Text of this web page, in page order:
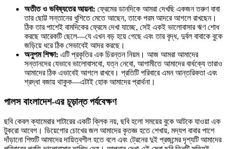
অতীত ও ভবিষ্যতের আয়না: ফ্রেমের ডানদিকে আমরা দেখছি একজন তরুণ বাবা
তার ছোট্ট সন্তানের খুশিতে মেতে আছেন, তাকে পরম আদরে আগলে রাখছেন।
ঠিক তার পাশেই বামদিকের ফ্রেমে দেখা যাচ্ছে, সেই একই ভালোবাসার ঋণ শোধ
করছে আরেকটি ছেলে—যে এখন বড় হয়ে গেছে এবং তার বৃদ্ধ, দুর্বল বাবাকে বুকে
জড়িয়ে ধরে ঠিক সেভাবেই আদর করছে।
অনুপম শিক্ষা: এটি প্রকৃতির এক চিরন্তন নিয়ম। আজ আমরা আমাদের
সন্তানদের যেভাবে ভালোবাসবো, যত্ন নেবো, আগামীতে আমাদের বার্ধক্যে তারাও
আমাদের ঠিক এভাবেই আগলে রাখবে। প্রতিটি পরিবারে এমন আন্তরিকতা এবং
শ্রদ্ধা বজায় থাকুক—এটাই হোক আমাদের প্রার্থনা।
পালস বাংলাদেশ-এর চূড়ান্ত পর্যবেক্ষণ
ছবি কেবল ক্যামেরার শাটারের একটি ক্লিক নয়, ছবি হলো সময়ের বুকে আটকে যাওয়া এক
টুকরো আবেগ। ডিয়েগোর চোখের জল আমাদের কৃতজ্ঞ হতে শেখায়, মদ্যপ বাবার পাশে
দাঁড়ানো শিশুটি আমাদের দায়িত্বশীল হতে বলে এবং ট্রেনের দুই প্রজন্মের দৃশ্যটি আমাদের